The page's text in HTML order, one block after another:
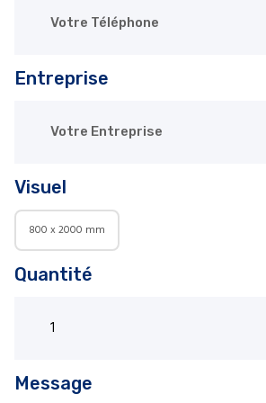
Entreprise
Visuel
800 x 2000 mm
Quantité
Message